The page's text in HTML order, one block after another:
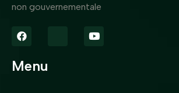
non gouvernementale
Menu